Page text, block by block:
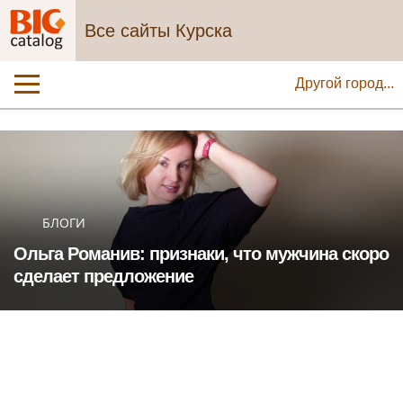
Все сайты Курска
Другой город...
БЛОГИ
Ольга Романив: признаки, что мужчина скоро
сделает предложение